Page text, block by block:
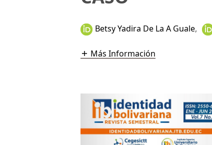
Betsy Yadira De La A Guale,
Más Información